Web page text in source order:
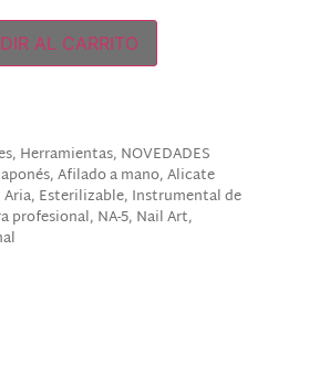
AL CARRITO
, Herramientas, NOVEDADES
,Afilado a mano,Alicate
Aria, Esterilizable, Instrumental de
profesional, NA-5, Nail Art,